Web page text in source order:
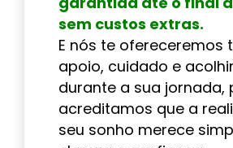
sem custos extras.
E nós te ofereceremos
apoio, cuidado e
durante a sua jornada,
acreditamos que a
seu sonho merece